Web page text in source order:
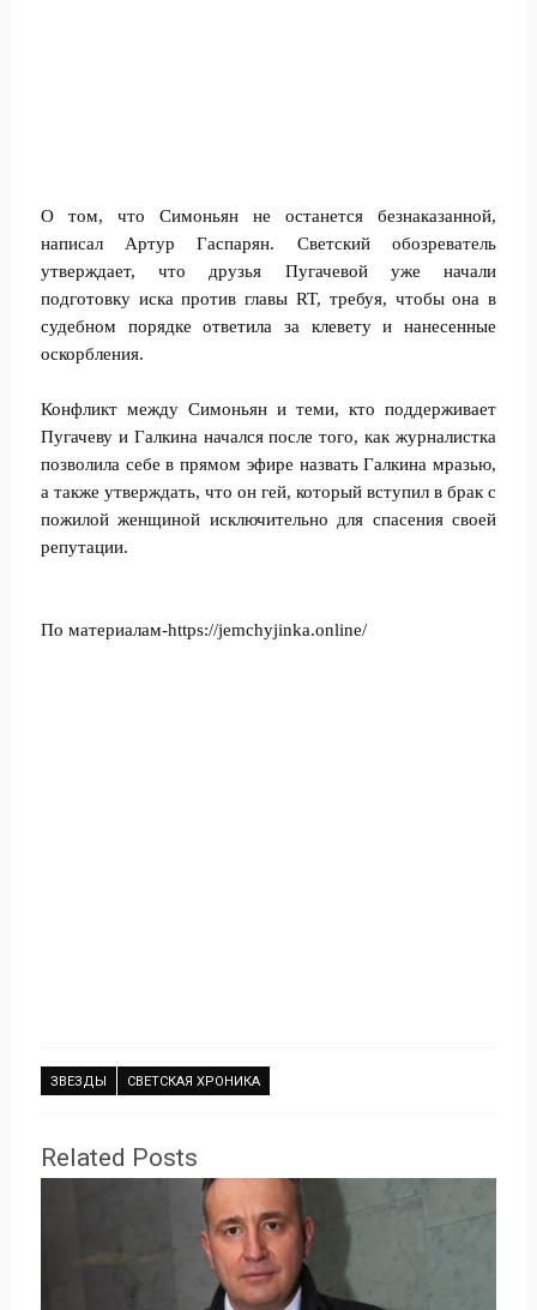
О том, что Симоньян не останется безнаказанной,
написал Артур Гаспарян. Светский обозреватель
утверждает, что друзья Пугачевой уже начали
подготовку иска против главы RT, требуя, чтобы она в
судебном порядке ответила за клевету и нанесенные
оскорбления.
Конфликт между Симоньян и теми, кто поддерживает
Пугачеву и Галкина начался после того, как журналистка
позволила себе в прямом эфире назвать Галкина мразью,
а также утверждать, что он гей, который вступил в брак с
пожилой женщиной исключительно для спасения своей
репутации.
По материалам-https://jemchyjinka.online/
ЗВЕЗДЫ СВЕТСКАЯ ХРОНИКА
Related Posts